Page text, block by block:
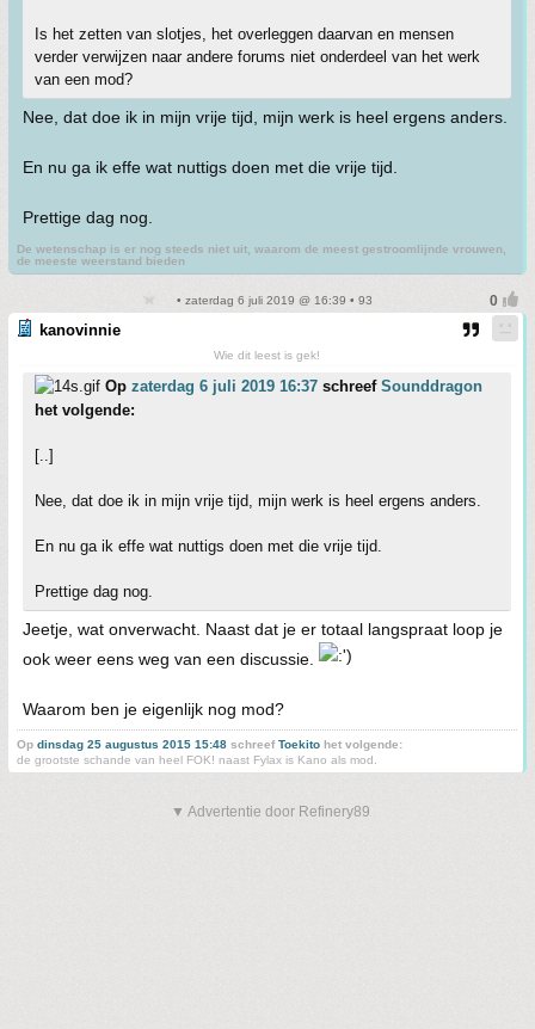
Is het zetten van slotjes, het overleggen daarvan en mensen
verder verwijzen naar andere forums niet onderdeel van het werk
van een mod?
Nee, dat doe ik in mijn vrije tijd, mijn werk is heel ergens anders.
En nu ga ik effe wat nuttigs doen met die vrije tijd.
Prettige dag nog.
De wetenschap is er nog steeds niet uit, waarom de meest gestroomlijnde vrouwen,
de meeste weerstand bieden
• zaterdag 6 juli 2019 @ 16:39 • 93
kanovinnie
Wie dit leest is gek!
Op zaterdag 6 juli 2019 16:37 schreef Sounddragon
het volgende:
[..]
Nee, dat doe ik in mijn vrije tijd, mijn werk is heel ergens anders.
En nu ga ik effe wat nuttigs doen met die vrije tijd.
Prettige dag nog.
Jeetje, wat onverwacht. Naast dat je er totaal langspraat loop je
ook weer eens weg van een discussie.
Waarom ben je eigenlijk nog mod?
Op dinsdag 25 augustus 2015 15:48 schreefToekito het volgende:
de grootste schande van heel FOK! naast Fylax is Kano als mod.
▼ Advertentie door Refinery89